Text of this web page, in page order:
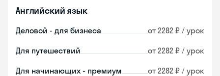
Английский язык
Деловой - для бизнеса от 2282 ₽ / урок
Для путешествий от 2282 ₽ / урок
Для начинающих - премиум от 2282 ₽ / урок